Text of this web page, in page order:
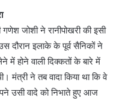
जोशी ने रानीपोखरी की इसी
दौरान इलाके के पूर्व सैनिकों ने
में होने वाली दिक्कतों के बारे में
मंत्री ने तब वादा किया था कि वे
उसी वादे को निभाते हुए आज